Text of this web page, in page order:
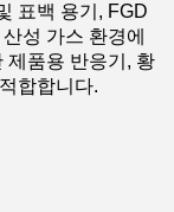
표백 용기, FGD
성 가스 환경에
제품용 반응기, 황
합합니다.